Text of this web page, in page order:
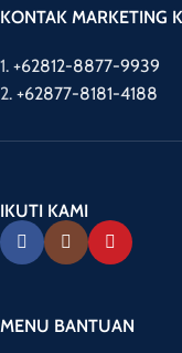
KONTAK MARKETING
1. +62812-8877-9939
2. +62877-8181-4188
IKUTI KAMI
MENU BANTUAN